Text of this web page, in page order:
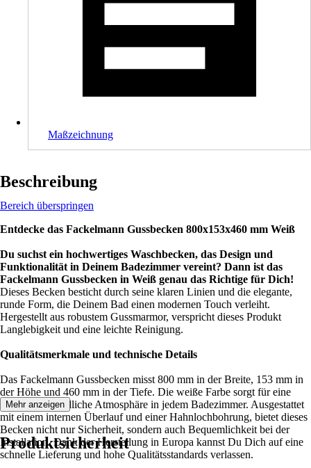
Maßzeichnung
Beschreibung
Bereich überspringen
Entdecke das Fackelmann Gussbecken 800x153x460 mm Weiß
Du suchst ein hochwertiges Waschbecken, das Design und
Funktionalität in Deinem Badezimmer vereint? Dann ist das
Fackelmann Gussbecken in Weiß genau das Richtige für Dich!
Dieses Becken besticht durch seine klaren Linien und die elegante,
runde Form, die Deinem Bad einen modernen Touch verleiht.
Hergestellt aus robustem Gussmarmor, verspricht dieses Produkt
Langlebigkeit und eine leichte Reinigung.
Qualitätsmerkmale und technische Details
Das Fackelmann Gussbecken misst 800 mm in der Breite, 153 mm in
der Höhe und 460 mm in der Tiefe. Die weiße Farbe sorgt für eine
helle und freundliche Atmosphäre in jedem Badezimmer. Ausgestattet
mit einem internen Überlauf und einer Hahnlochbohrung, bietet dieses
Becken nicht nur Sicherheit, sondern auch Bequemlichkeit bei der
Installation. Dank der Herstellung in Europa kannst Du Dich auf eine
schnelle Lieferung und hohe Qualitätsstandards verlassen.
Mehr anzeigen
Produktsicherheit